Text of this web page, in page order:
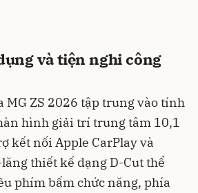
và tiện nghi công
MG ZS 2026 tập trung vào tính
hình giải trí trung tâm 10,1
kết nối Apple CarPlay và
thiết kế dạng D-Cut thể
phím bấm chức năng, phía